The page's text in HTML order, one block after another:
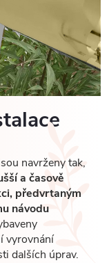
navrženy tak,
a časově
předvrtaným
návodu
vyrovnání
dalších úprav.